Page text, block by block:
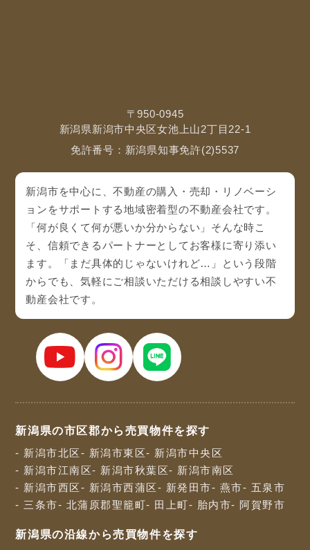
〒950-0945
新潟県新潟市中央区女池上山2丁目22-1
免許番号：新潟県知事免許(2)5537
新潟市を中心に、不動産の購入・売却・リノベーシ
ョンをサポートする地域密着型の不動産会社です。
「何が良くて何が悪いか分からない」そんな時こ
そ、信頼できるパートナーとしてお客様に寄り添い
ます。「まだ具体的じゃないけれど…」という段階
からでも、気軽にご相談いただける相談しやすい不
動産会社です。
新潟県の市区郡から売買物件を探す
- 新潟市北区 - 新潟市東区- 新潟市中央区
- 新潟市江南区- 新潟市秋葉区- 新潟市南区
- 新潟市西区 - 新潟市西蒲区 - 新発田市- 燕市- 五泉市
- 三条市- 北蒲原郡聖籠町- 田上町- 胎内市- 阿賀野市
新潟県の沿線から売買物件を探す